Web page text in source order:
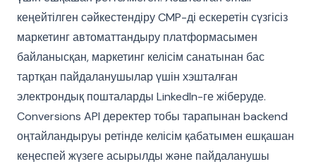
кеңейтілген сәйкестендіру CMP-ді ескеретін сүзгісіз
маркетинг автоматтандыру платформасымен
байланысқан, маркетинг келісім санатынан бас
тартқан пайдаланушылар үшін хэшталған
электрондық пошталарды LinkedIn-ге жіберуде.
Conversions API деректер тобы тарапынан backend
оңтайландыруы ретінде келісім қабатымен ешқашан
кеңеспей жүзеге асырылды және пайдаланушы